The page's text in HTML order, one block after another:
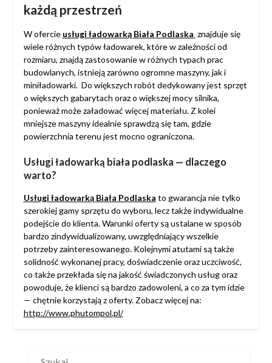
każdą przestrzeń
W ofercie usługi ładowarką Biała Podlaska znajduje się
wiele różnych typów ładowarek, które w zależności od
rozmiaru, znajdą zastosowanie w różnych typach prac
budowlanych, istnieją zarówno ogromne maszyny, jak i
miniładowarki. Do większych robót dedykowany jest sprzęt
o większych gabarytach oraz o większej mocy silnika,
ponieważ może załadować więcej materiału. Z kolei
mniejsze maszyny idealnie sprawdzą się tam, gdzie
powierzchnia terenu jest mocno ograniczona.
Usługi ładowarką biała podlaska — dlaczego
warto?
Usługi ładowarką Biała Podlaska to gwarancja nie tylko
szerokiej gamy sprzętu do wyboru, lecz także indywidualne
podejście do klienta. Warunki oferty są ustalane w sposób
bardzo zindywidualizowany, uwzględniający wszelkie
potrzeby zainteresowanego. Kolejnymi atutami są także
solidność wykonanej pracy, doświadczenie oraz uczciwość,
co także przekłada się na jakość świadczonych usług oraz
powoduje, że klienci są bardzo zadowoleni, a co za tym idzie
— chętnie korzystają z oferty. Zobacz więcej na:
http://www.phutompol.pl/